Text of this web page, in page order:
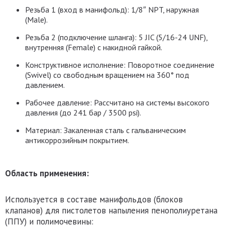
Резьба 1 (вход в манифольд): 1/8″ NPT, наружная
(Male).
Резьба 2 (подключение шланга): 5 JIC (5/16-24 UNF),
внутренняя (Female) с накидной гайкой.
Конструктивное исполнение: Поворотное соединение
(Swivel) со свободным вращением на 360° под
давлением.
Рабочее давление: Рассчитано на системы высокого
давления (до 241 бар / 3500 psi).
Материал: Закаленная сталь с гальваническим
антикоррозийным покрытием.
Область применения:
Используется в составе манифольдов (блоков
клапанов) для пистолетов напыления пенополиуретана
(ППУ) и полимочевины: